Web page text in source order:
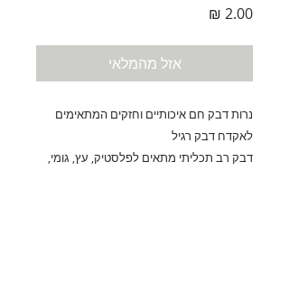
אזל מהמלאי
נרות דבק חם איכותיים וחזקים המתאימים
לאקדח דבק רגיל
דבק רב תכליתי מתאים לפלסטיק, עץ, גומי,